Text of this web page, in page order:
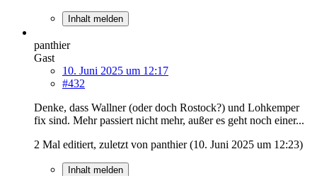
Inhalt melden
panthier
Gast
10. Juni 2025 um 12:17
#432
Denke, dass Wallner (oder doch Rostock?) und Lohkemper
fix sind. Mehr passiert nicht mehr, außer es geht noch einer...
2 Mal editiert, zuletzt von panthier (10. Juni 2025 um 12:23)
Inhalt melden